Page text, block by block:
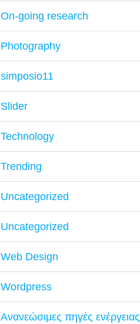
On-going research
Photography
simposio11
Slider
Technology
Trending
Uncategorized
Uncategorized
Web Design
Wordpress
Ανανεώσιμες πηγές ενέργειας